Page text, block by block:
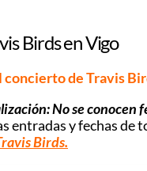
Birds en Vigo
concierto de Travis
No se conocen
entradas y fechas de
Birds.